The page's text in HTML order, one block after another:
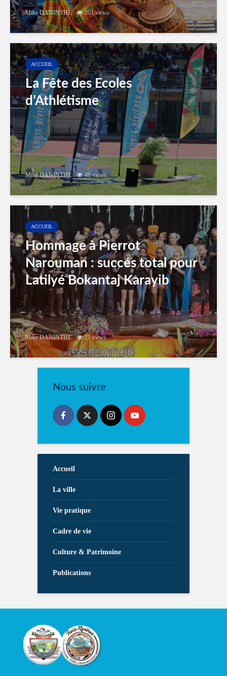
Mike DANINTHE 201 views
ACCUEIL
La Fête des Ecoles
d’Athlétisme
Mike DANINTHE 46 views
ACCUEIL
Hommage à Pierrot
Narouman : succés total pour
Latilyé Bokantaj Karayib
Mike DANINTHE 21 views
Nous suivre
Accueil
La ville
Vie pratique
Cadre de vie
Culture & Patrimoine
Publications